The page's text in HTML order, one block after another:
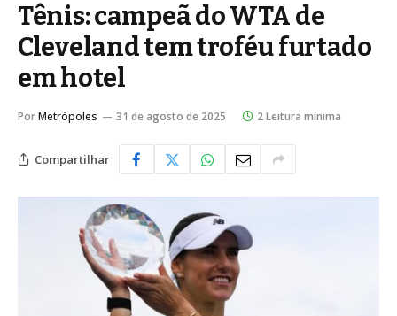
Tênis: campeã do WTA de
Cleveland tem troféu furtado
em hotel
PorMetrópoles 31 de agosto de 2025 2 Leitura mínima
Compartilhar